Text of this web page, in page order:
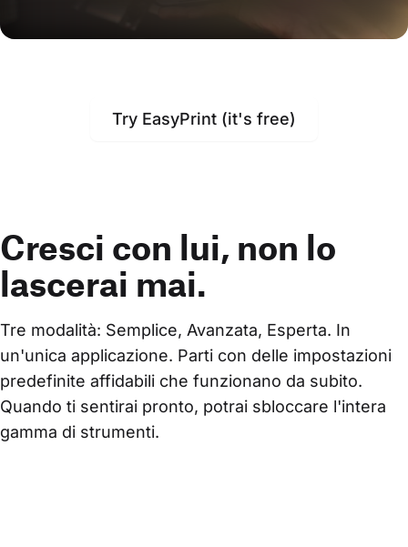
Try EasyPrint (it's free)
Cresci con lui, non lo
lascerai mai.
Tre modalità: Semplice, Avanzata, Esperta. In
un'unica applicazione. Parti con delle impostazioni
predefinite affidabili che funzionano da subito.
Quando ti sentirai pronto, potrai sbloccare l'intera
gamma di strumenti.